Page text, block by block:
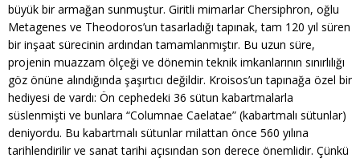
büyük bir armağan sunmuştur. Giritli mimarlar Chersiphron, oğlu
Metagenes ve Theodoros’un tasarladığı tapınak, tam 120 yıl süren
bir inşaat sürecinin ardından tamamlanmıştır. Bu uzun süre,
projenin muazzam ölçeği ve dönemin teknik imkanlarının sınırlılığı
göz önüne alındığında şaşırtıcı değildir. Kroisos’un tapınağa özel bir
hediyesi de vardı: Ön cephedeki 36 sütun kabartmalarla
süslenmişti ve bunlara “Columnae Caelatae” (kabartmalı sütunlar)
deniyordu. Bu kabartmalı sütunlar milattan önce 560 yılına
tarihlendirilir ve sanat tarihi açısından son derece önemlidir. Çünkü